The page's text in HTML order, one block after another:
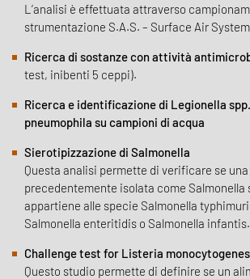
L’analisi è effettuata attraverso
strumentazione S.A.S. – Surface Air
Ricerca di sostanze con attività
test, inibenti 5 ceppi).
Ricerca e identificazione di Legionella
pneumophila su campioni di acqua
Sierotipizzazione di Salmonella
Questa analisi permette di verificare se
precedentemente isolata come Salmonella
appartiene alle specie Salmonella
Salmonella enteritidis o Salmonella infantis.
Challenge test for Listeria monocytogenes
Questo studio permette di definire se un